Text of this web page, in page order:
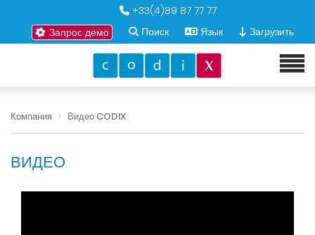
+33(4)89 87 77 77
Запрос демо
Поиск Язык Загрузить
Компания Видео CODIX
ВИДЕО